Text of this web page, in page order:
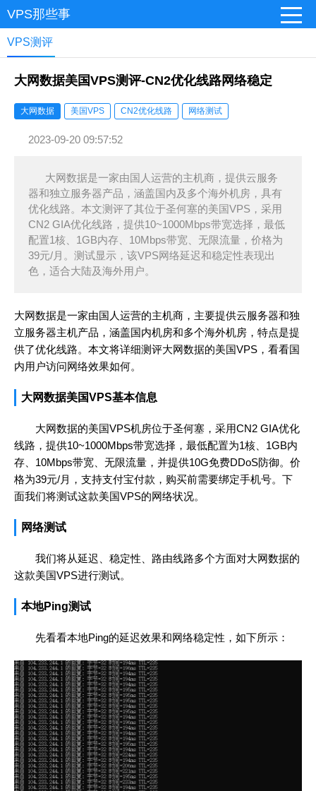
VPS那些事
VPS测评
大网数据美国VPS测评-CN2优化线路网络稳定
大网数据 美国VPS CN2优化线路 网络测试
2023-09-20 09:57:52
大网数据是一家由国人运营的主机商，提供云服务
器和独立服务器产品，涵盖国内及多个海外机房，具有
优化线路。本文测评了其位于圣何塞的美国VPS，采用
CN2 GIA优化线路，提供10~1000Mbps带宽选择，最低
配置1核、1GB内存、10Mbps带宽、无限流量，价格为
39元/月。测试显示，该VPS网络延迟和稳定性表现出
色，适合大陆及海外用户。
大网数据是一家由国人运营的主机商，主要提供云服务器和独
立服务器主机产品，涵盖国内机房和多个海外机房，特点是提
供了优化线路。本文将详细测评大网数据的美国VPS，看看国
内用户访问网络效果如何。
大网数据美国VPS基本信息
大网数据的美国VPS机房位于圣何塞，采用CN2 GIA优化
线路，提供10~1000Mbps带宽选择，最低配置为1核、1GB内
存、10Mbps带宽、无限流量，并提供10G免费DDoS防御。价
格为39元/月，支持支付宝付款，购买前需要绑定手机号。下
面我们将测试这款美国VPS的网络状况。
网络测试
我们将从延迟、稳定性、路由线路多个方面对大网数据的
这款美国VPS进行测试。
本地Ping测试
先看看本地Ping的延迟效果和网络稳定性，如下所示：